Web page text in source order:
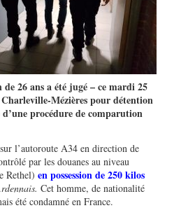
26 ans a été jugé – ce mardi 25
Mézières pour détention
d’une procédure de comparution
l’autoroute A34 en direction de
par les douanes au niveau
Rethel) en possession de 250 kilos
Cet homme, de nationalité
été condamné en France.